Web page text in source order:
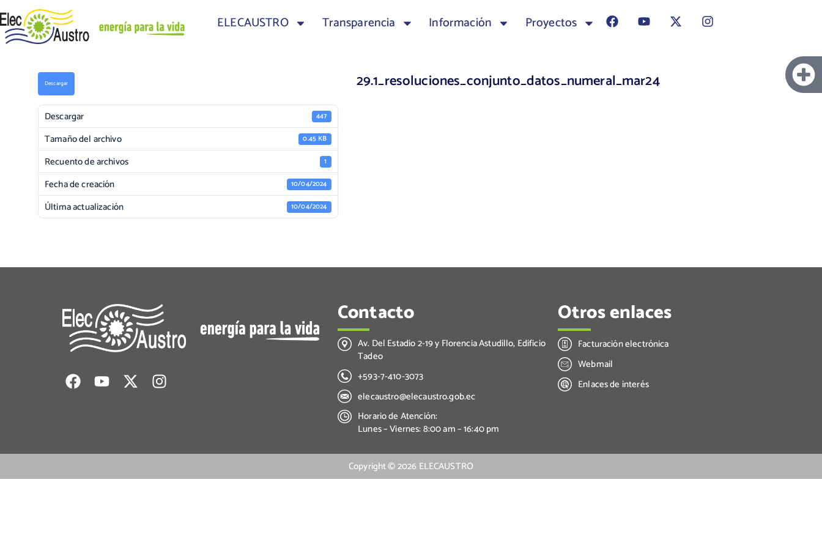
ELECAUSTRO Transparencia Información Proyectos
Descargar
Descargar 447
Tamaño del archivo 0.45 KB
Recuento de archivos 1
Fecha de creación 10/04/2024
Última actualización 10/04/2024
29.1_resoluciones_conjunto_datos_numeral_mar24
Contacto
Av. Del Estadio 2-19 y Florencia Astudillo, Edificio
Tadeo
+593-7-410-3073
elecaustro@elecaustro.gob.ec
Horario de Atención:
Lunes – Viernes: 8:00 am – 16:40 pm
Otros enlaces
Facturación electrónica
Webmail
Enlaces de interés
Copyright ©2026 ELECAUSTRO